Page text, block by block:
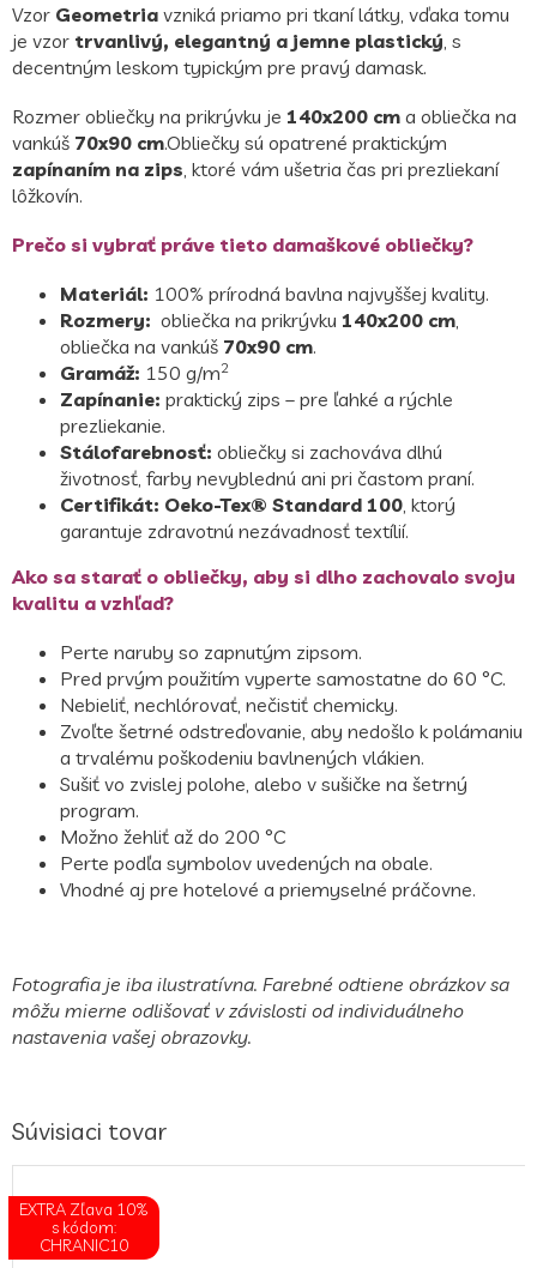
Vzor Geometria vzniká priamo pri tkaní látky, vďaka tomu
je vzor trvanlivý, elegantný a jemne plastický , s
decentným leskom typickým pre pravý damask.
Rozmer obliečky na prikrývku je 140x200 cm a obliečka na
vankúš 70x90 cm.Obliečky sú opatrené praktickým
zapínaním na zips , ktoré vám ušetria čas pri prezliekaní
lôžkovín.
Prečo si vybrať práve tieto damaškové obliečky?
Materiál: 100% prírodná bavlna najvyššej kvality.
Rozmery: obliečka na prikrývku 140x200 cm
obliečka na vankúš 70x90 cm.
Gramáž: 150 g/m2
Zapínanie: praktický zips – pre ľahké a rýchle
prezliekanie.
Stálofarebnosť: obliečky si zachováva dlhú
životnosť, farby nevyblednú ani pri častom praní.
Certifikát: Oeko-Tex® Standard 100 , ktorý
garantuje zdravotnú nezávadnosť textílií.
Ako sa starať o obliečky, aby si dlho zachovalo svoju
kvalitu a vzhľad?
Perte naruby so zapnutým zipsom.
Pred prvým použitím vyperte samostatne do 60 °C.
Nebieliť, nechlórovať, nečistiť chemicky.
Zvoľte šetrné odstreďovanie, aby nedošlo k polámaniu
a trvalému poškodeniu bavlnených vlákien.
Sušiť vo zvislej polohe, alebo v sušičke na šetrný
program.
Možno žehliť až do 200 °C
Perte podľa symbolov uvedených na obale.
Vhodné aj pre hotelové a priemyselné práčovne.
Fotografia je iba ilustratívna. Farebné odtiene obrázkov sa
môžu mierne odlišovať v závislosti od individuálneho
nastavenia vašej obrazovky.
Súvisiaci tovar
EXTRA Zľava 10%
s kódom:
CHRANIC10